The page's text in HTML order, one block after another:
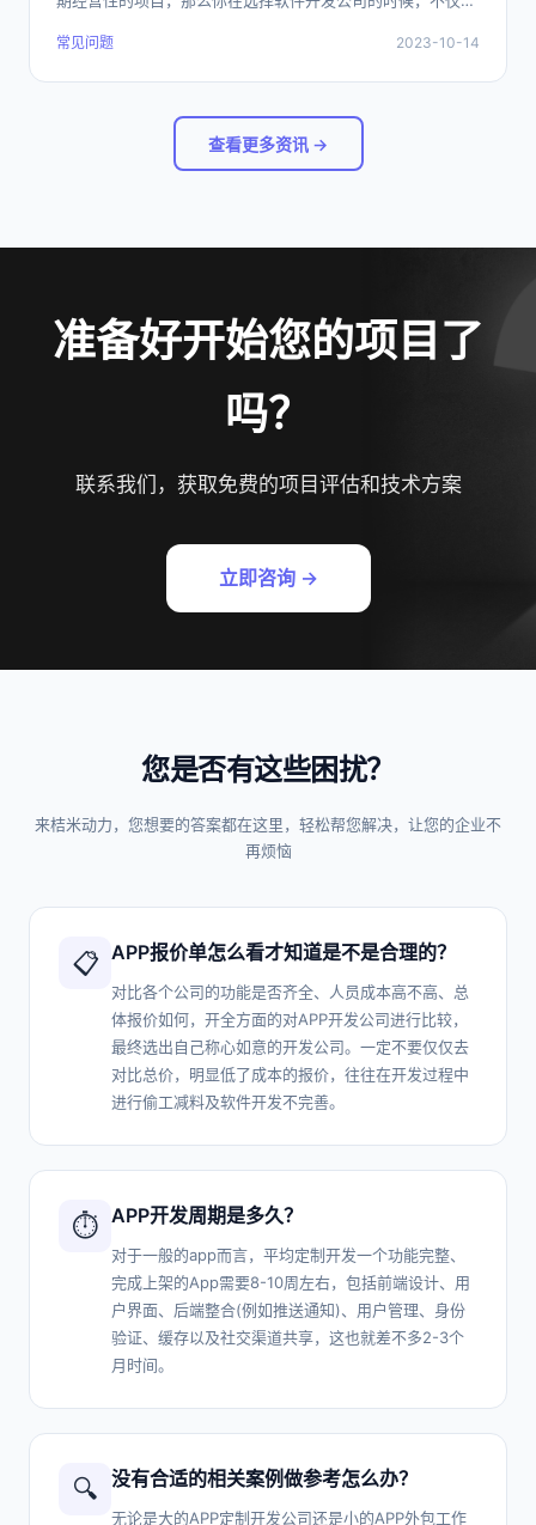
够长期合作的合作伙伴，如何才能选择一个能够长期的合作伙
伴呢？
常见问题 2023-10-14
查看更多资讯 →
准备好开始您的项目了
吗？
联系我们，获取免费的项目评估和技术方案
立即咨询 →
您是否有这些困扰？
来桔米动力，您想要的答案都在这里，轻松帮您解决，让您的企业不
再烦恼
📋 APP报价单怎么看才知道是不是合理的？
对比各个公司的功能是否齐全、人员成本高不高、总
体报价如何，开全方面的对APP开发公司进行比较，
最终选出自己称心如意的开发公司。一定不要仅仅去
对比总价，明显低了成本的报价，往往在开发过程中
进行偷工减料及软件开发不完善。
⏱️ APP开发周期是多久？
对于一般的app而言，平均定制开发一个功能完整、
完成上架的App需要8-10周左右，包括前端设计、用
户界面、后端整合(例如推送通知)、用户管理、身份
验证、缓存以及社交渠道共享，这也就差不多2-3个
月时间。
🔍 没有合适的相关案例做参考怎么办？
无论是大的APP定制开发公司还是小的APP外包工作